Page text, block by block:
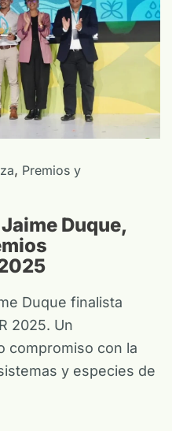
, Premios y
Duque,
Duque finalista
2025. Un
compromiso con la
y especies de